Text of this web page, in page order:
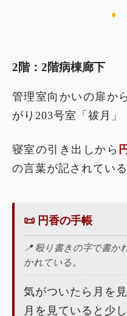
♦
2階：2階病棟廊下
管理室向かいの扉か
がり203号室「祓月」
寝室の引き出しから
の言葉が記されている
📜 円香の手帳
📍 殴り書きの字で書か
かれている。
気がついたら月を見
月を見ていると少